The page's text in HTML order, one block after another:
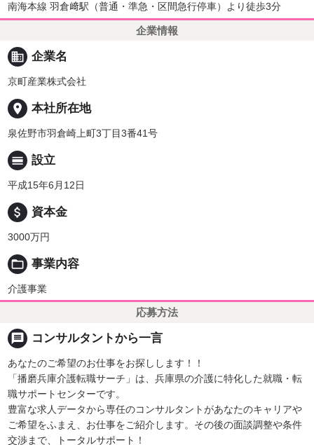
南海本線 羽倉﨑駅（普通・準急・区間急行停車）より徒歩3分
企業情報
business 企業名
京町産業株式会社
place 本社所在地
泉佐野市羽倉崎上町3丁目3番41号
calendar_view_day 設立
平成15年6月12日
attach_money 資本金
3000万円
folder_open 事業内容
介護事業
応募方法
message コンサルタントから一言
あなたのご希望のお仕事をお探しします！！
「播磨兵庫介護転職サーチ」は、兵庫県の介護に特化した就職・転
職サポートセンターです。
豊富な求人データから専任のコンサルタントがあなたのキャリアや
ご希望をふまえ、お仕事をご紹介します。その後の面談調整や条件
交渉まで、トータルサポート！